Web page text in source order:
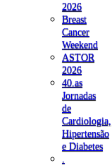
2026
Breast
Cancer
Weekend
ASTOR
2026
40.as
Jornadas
de
Cardiologia,
Hipertensão
e Diabetes